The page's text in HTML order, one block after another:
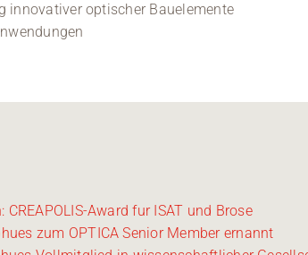
innovativer optischer Bauelemente
Award fur ISAT und Brose
zum OPTICA Senior Member ernannt